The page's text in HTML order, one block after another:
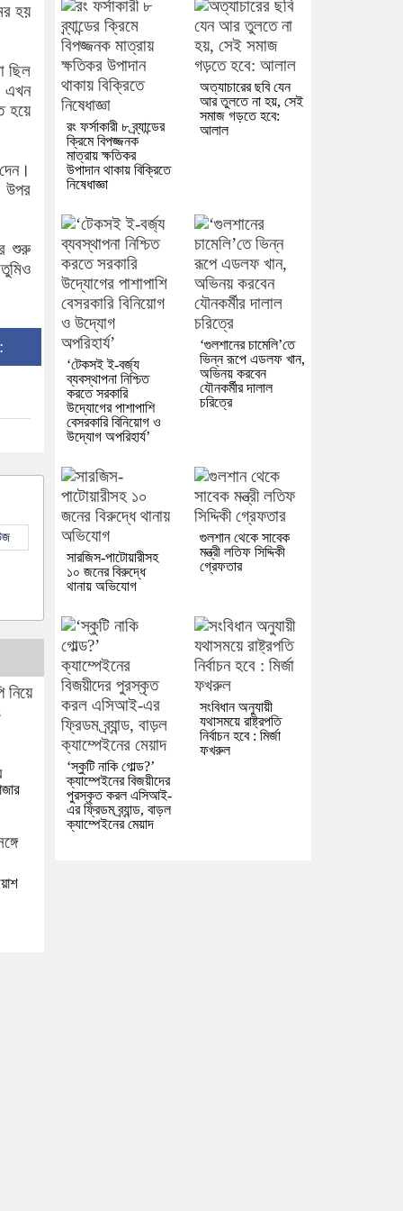
হয়
ছিল
এখন
হয়ে
উপর
শুরু
রং ফর্সাকারী ৮ ব্র্যান্ডের
ক্রিমে বিপজ্জনক
মাত্রায় ক্ষতিকর
উপাদান থাকায় বিক্রিতে
নিষেধাজ্ঞা
অত্যাচারের ছবি যেন
আর তুলতে না হয়, সেই
সমাজ গড়তে হবে:
আলাল
‘টেকসই ই-বর্জ্য
ব্যবস্থাপনা নিশ্চিত
করতে সরকারি
উদ্যোগের পাশাপাশি
বেসরকারি বিনিয়োগ ও
উদ্যোগ অপরিহার্য’
‘গুলশানের চামেলি’তে
ভিন্ন রূপে এডলফ খান,
অভিনয় করবেন
যৌনকর্মীর দালাল
চরিত্রে
সারজিস-পাটোয়ারীসহ
১০ জনের বিরুদ্ধে
থানায় অভিযোগ
গুলশান থেকে সাবেক
মন্ত্রী লতিফ সিদ্দিকী
গ্রেফতার
‘স্কুটি নাকি গোল্ড?’
ক্যাম্পেইনের বিজয়ীদের
পুরস্কৃত করল এসিআই-
এর ফ্রিডম ব্র্যান্ড, বাড়ল
ক্যাম্পেইনের মেয়াদ
সংবিধান অনুযায়ী
যথাসময়ে রাষ্ট্রপতি
নির্বাচন হবে : মির্জা
ফখরুল